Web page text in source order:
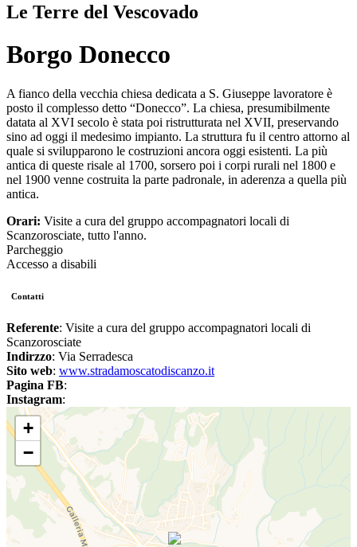
Le Terre del Vescovado
Borgo Donecco
A fianco della vecchia chiesa dedicata a S. Giuseppe lavoratore è
posto il complesso detto “Donecco”. La chiesa, presumibilmente
datata al XVI secolo è stata poi ristrutturata nel XVII, preservando
sino ad oggi il medesimo impianto. La struttura fu il centro attorno al
quale si svilupparono le costruzioni ancora oggi esistenti. La più
antica di queste risale al 1700, sorsero poi i corpi rurali nel 1800 e
nel 1900 venne costruita la parte padronale, in aderenza a quella più
antica.
Orari: Visite a cura del gruppo accompagnatori locali di
Scanzorosciate, tutto l'anno.
Parcheggio
Accesso a disabili
Contatti
Referente: Visite a cura del gruppo accompagnatori locali di
Scanzorosciate
Indirzzo: Via Serradesca
Sito web: www.stradamoscatodiscanzo.it
Pagina FB:
Instagram:
+
−